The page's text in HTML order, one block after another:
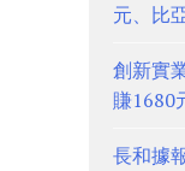
元、比
創新實
賺1680
長和據